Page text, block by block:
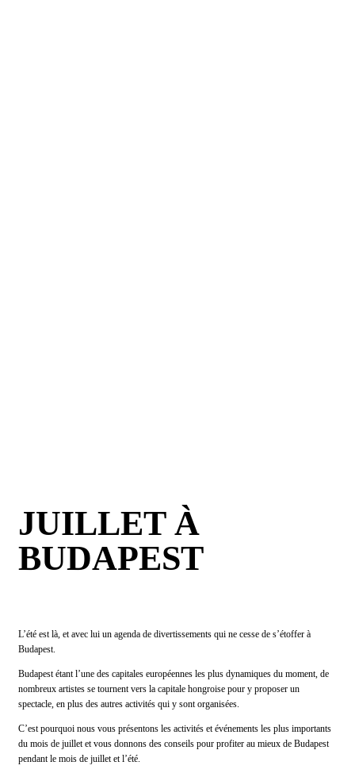
JUILLET À
BUDAPEST
L’été est là, et avec lui un agenda de divertissements qui ne cesse de s’étoffer à
Budapest.
Budapest étant l’une des capitales européennes les plus dynamiques du moment, de
nombreux artistes se tournent vers la capitale hongroise pour y proposer un
spectacle, en plus des autres activités qui y sont organisées.
C’est pourquoi nous vous présentons les activités et événements les plus importants
du mois de juillet et vous donnons des conseils pour profiter au mieux de Budapest
pendant le mois de juillet et l’été.